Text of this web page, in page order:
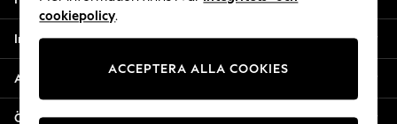
Trending: Clogs
All Clothing
Coats & Jackets
Sweatshirts & Hoodies
Integritet & Juridik
Avdelningar
Övriga tjänster
cookiepolicy.
ACCEPTERA ALLA COOKIES